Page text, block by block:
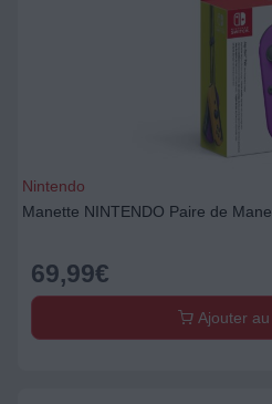
Nintendo
Manette NINTENDO Paire de
69,99€
Ajouter au